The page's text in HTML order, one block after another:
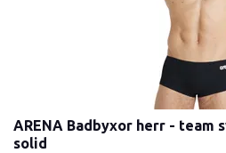
ARENA Badbyxor herr - team
solid